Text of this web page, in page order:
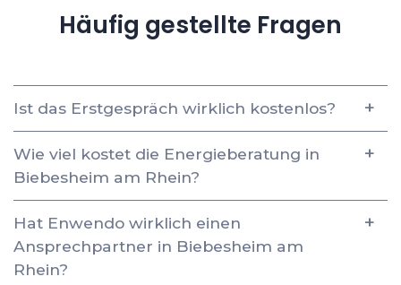
Häufig gestellte Fragen
Ist das Erstgespräch wirklich kostenlos?
Wie viel kostet die Energieberatung in
Biebesheim am Rhein?
Hat Enwendo wirklich einen
Ansprechpartner in Biebesheim am
Rhein?